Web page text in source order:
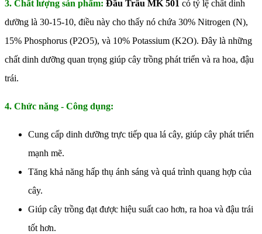
3. Chất lượng sản phẩm: Đầu Trâu MK 501 có tỷ lệ chất dinh
dưỡng là 30-15-10, điều này cho thấy nó chứa 30% Nitrogen (N),
15% Phosphorus (P2O5), và 10% Potassium (K2O). Đây là những
chất dinh dưỡng quan trọng giúp cây trồng phát triển và ra hoa, đậu
trái.
4. Chức năng - Công dụng:
Cung cấp dinh dưỡng trực tiếp qua lá cây, giúp cây phát triển
mạnh mẽ.
Tăng khả năng hấp thụ ánh sáng và quá trình quang hợp của
cây.
Giúp cây trồng đạt được hiệu suất cao hơn, ra hoa và đậu trái
tốt hơn.